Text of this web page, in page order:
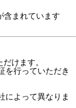
含まれています
けます。
を行っていただき
によって異なりま